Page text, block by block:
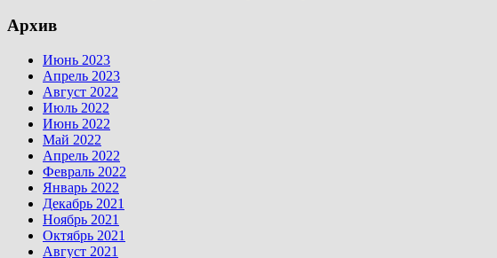
Архив
Июнь 2023
Апрель 2023
Август 2022
Июль 2022
Июнь 2022
Май 2022
Апрель 2022
Февраль 2022
Январь 2022
Декабрь 2021
Ноябрь 2021
Октябрь 2021
Август 2021